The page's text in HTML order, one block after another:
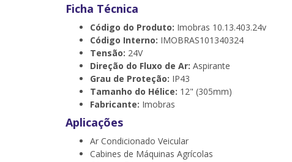
Ficha Técnica
Código do Produto: Imobras 10.13.403.24v
Código Interno: IMOBRAS101340324
Tensão: 24V
Direção do Fluxo de Ar: Aspirante
Grau de Proteção: IP43
Tamanho do Hélice: 12" (305mm)
Fabricante: Imobras
Aplicações
Ar Condicionado Veicular
Cabines de Máquinas Agrícolas